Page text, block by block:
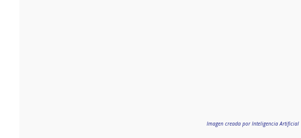
Imagen creada por Inteligencia Artificial